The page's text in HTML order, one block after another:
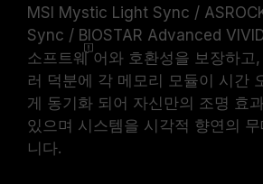
MSI Mystic Light Sync /
Sync / BIOSTAR Advanced
소프트웨어와 호환성을 보장하고,
러 덕분에 각 메모리 모듈이 시간
게 동기화 되어 자신만의 조명 효
있으며 시스템을 시각적 향연의
니다.